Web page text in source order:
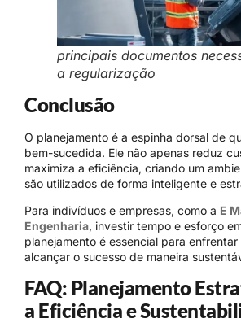
principais documentos
a regularização
Conclusão
O planejamento é a espinha dorsal de
bem-sucedida. Ele não apenas reduz
maximiza a eficiência, criando um
são utilizados de forma inteligente e
Para indivíduos e empresas, como a E
Engenharia, investir tempo e esforço
planejamento é essencial para
alcançar o sucesso de maneira
FAQ: Planejamento
a Eficiência e